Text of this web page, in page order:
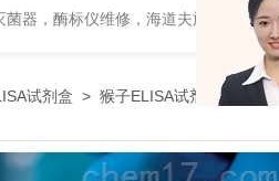
器，酶标仪维修，海道夫旋转蒸发仪
试剂盒 > 猴子ELISA试剂盒> 猴子